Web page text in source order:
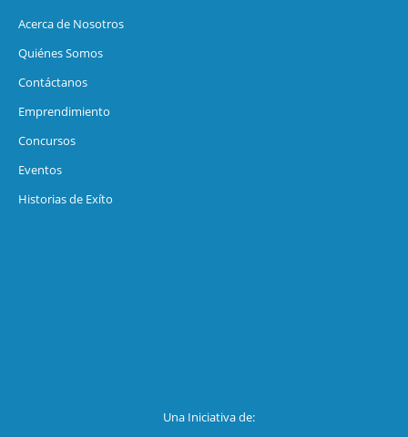
Acerca de Nosotros
Quiénes Somos
Contáctanos
Emprendimiento
Concursos
Eventos
Historias de Exíto
Una Iniciativa de: